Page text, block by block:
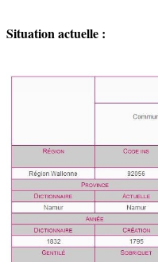
Situation actuelle :